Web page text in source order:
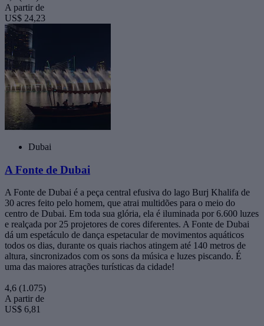
A partir de
US$ 24,23
Dubai
A Fonte de Dubai
A Fonte de Dubai é a peça central efusiva do lago Burj Khalifa de
30 acres feito pelo homem, que atrai multidões para o meio do
centro de Dubai. Em toda sua glória, ela é iluminada por 6.600 luzes
e realçada por 25 projetores de cores diferentes. A Fonte de Dubai
dá um espetáculo de dança espetacular de movimentos aquáticos
todos os dias, durante os quais riachos atingem até 140 metros de
altura, sincronizados com os sons da música e luzes piscando. É
uma das maiores atrações turísticas da cidade!
4,6 (1.075)
A partir de
US$ 6,81